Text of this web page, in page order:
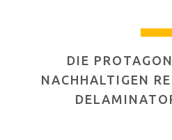
DIE
NACHHALTIGEN